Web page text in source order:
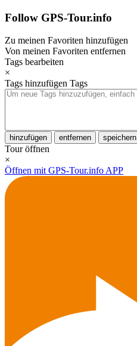
Follow GPS-Tour.info
Zu meinen Favoriten hinzufügen
Von meinen Favoriten entfernen
Tags bearbeiten
×
Tags hinzufügen Tags
hinzufügen entfernen speichern
Tour öffnen
×
Öffnen mit GPS-Tour.info APP